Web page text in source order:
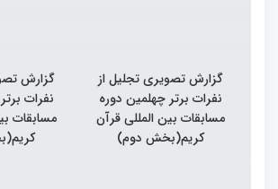
گزارش تصویری تجلیل از
نفرات برتر چهلمین دوره
مسابقات بین المللی قرآن
کریم(بخش دوم)
گزارش
نفرات
مسابقات